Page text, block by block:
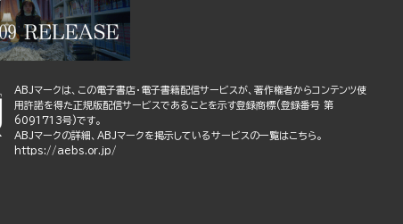
ABJマークは、この電子書店・電子書籍配信サービスが、著作権者からコンテンツ使
用許諾を得た正規版配信サービスであることを示す登録商標(登録番号 第
6091713号)です。
ABJマークの詳細、ABJマークを掲示しているサービスの一覧はこちら。
https://aebs.or.jp/